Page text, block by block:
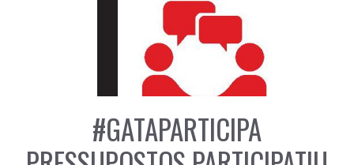
#GATAPARTICIPA